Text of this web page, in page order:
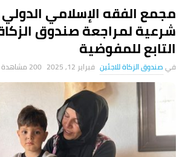
مجمع الفقه الإسلامي
شرعية لمراجعة صندوق
التابع للمفوضية
صندوق الزكاة للاجئين فبراير 12, 2025 200 ‎مشاهدة